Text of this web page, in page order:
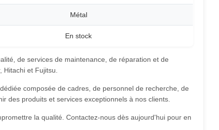
Métal
En stock
de services de maintenance, de réparation et de
et Fujitsu.
composée de cadres, de personnel de recherche, de
des produits et services exceptionnels à nos clients.
la qualité. Contactez-nous dès aujourd'hui pour en